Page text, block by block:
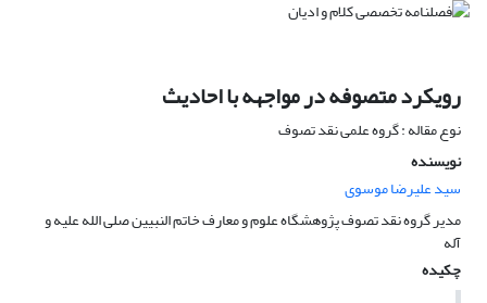
رویکرد متصوفه در مواجهه با احادیث
نوع مقاله : گروه علمی نقد تصوف
نویسنده
سید علیرضا موسوی
مدیر گروه نقد تصوف پژوهشگاه علوم و معارف خاتم النبیین صلی الله علیه و
آله
چکیده